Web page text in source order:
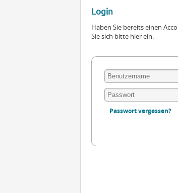
Login
Haben Sie bereits einen
Sie sich bitte hier ein.
Passwort vergessen?